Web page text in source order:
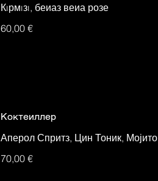
Кıрмıзı, беиаз веиа розе
60,00 €
Коктеиллер
Аперол Спритз, Цин Тоник, Мојито
70,00 €